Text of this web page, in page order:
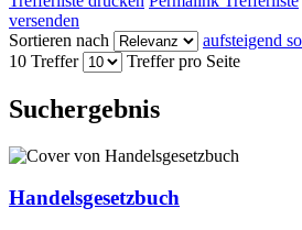
versenden
Sortieren nach
aufsteigend
10 Treffer
Treffer pro Seite
Suchergebnis
Handelsgesetzbuch